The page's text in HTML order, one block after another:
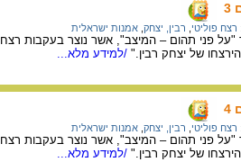
רצח פוליטי רבין, יצחק אמנות ישראלית
של יצחק רבין." /למידע מלא...
רצח פוליטי רבין, יצחק אמנות ישראלית
של יצחק רבין." /למידע מלא...